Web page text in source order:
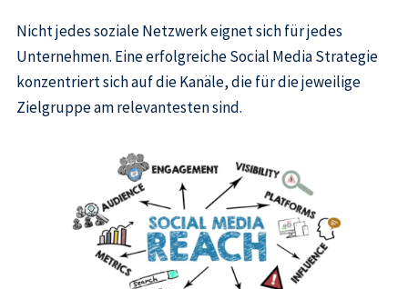
Nicht jedes soziale Netzwerk eignet sich für jedes
Unternehmen. Eine erfolgreiche Social Media Strategie
konzentriert sich auf die Kanäle, die für die jeweilige
Zielgruppe am relevantesten sind.